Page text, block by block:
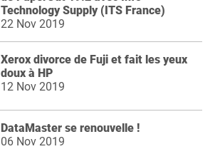
Technology Supply (ITS France)
22 Nov 2019
Xerox divorce de Fuji et fait les yeux
doux à HP
12 Nov 2019
DataMaster se renouvelle !
06 Nov 2019